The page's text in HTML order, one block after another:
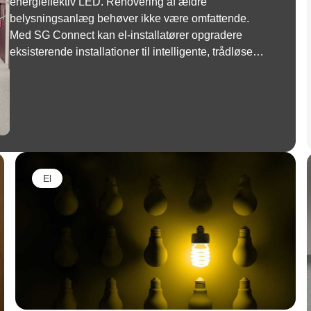
belysningsanlæg behøver ikke være omfattende.
Med SG Connect kan el-installatører opgradere
eksisterende installationer til intelligente, trådløse
El